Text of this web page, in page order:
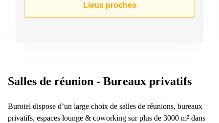
Lieux proches
Salles de réunion - Bureaux privatifs
Burotel dispose d’un large choix de salles de réunions, bureaux
privatifs, espaces lounge & coworking sur plus de 3000 m² dans